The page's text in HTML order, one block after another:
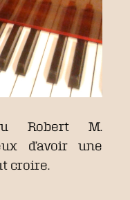
Robert M.
d’avoir une
croire.